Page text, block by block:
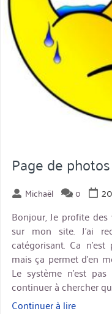
Page de photos
Michaël 0
Bonjour, Je profite
sur mon site. J’ai
catégorisant. Ca
mais ça permet d’en
Le système n’est
continuer à chercher
Continuer à lire« Page